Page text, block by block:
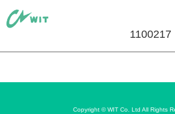
1100217
Copyright © WIT Co. Ltd All Rights